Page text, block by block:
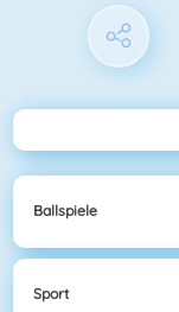
Ballspiele
Sport